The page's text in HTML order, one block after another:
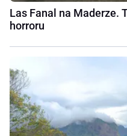
Las Fanal na Maderze.
horroru